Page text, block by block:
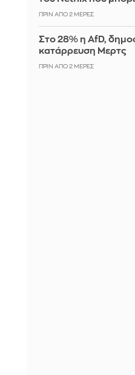
ΠΡΙΝ ΑΠΌ 2 ΜΈΡΕΣ
Στο 28% η AfD,
κατάρρευση Μερτς
ΠΡΙΝ ΑΠΌ 2 ΜΈΡΕΣ